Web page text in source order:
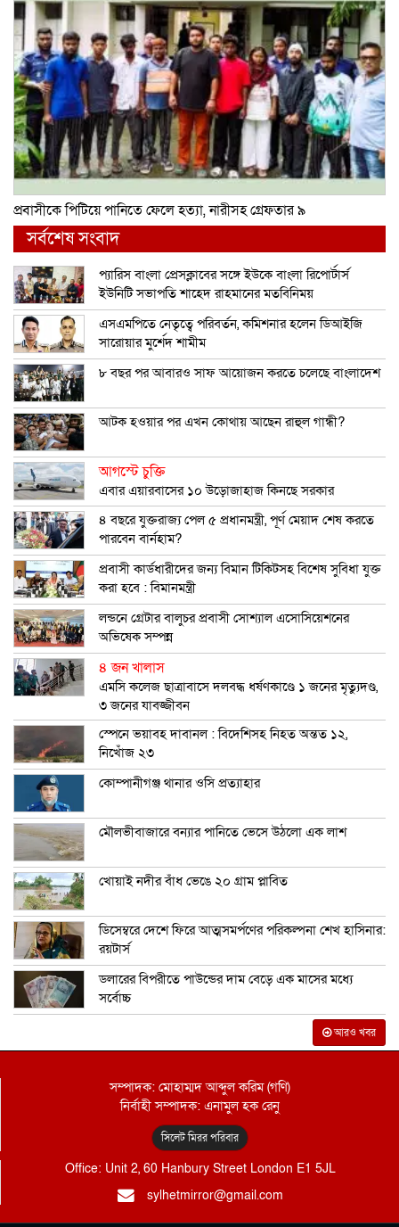
প্রবাসীকে পিটিয়ে পানিতে ফেলে হত্যা, নারীসহ গ্রেফতার ৯
সর্বশেষ সংবাদ
প্যারিস বাংলা প্রেসক্লাবের সঙ্গে ইউকে বাংলা রিপোর্টার্স
ইউনিটি সভাপতি শাহেদ রাহমানের মতবিনিময়
এসএমপিতে নেতৃত্বে পরিবর্তন, কমিশনার হলেন ডিআইজি
সারোয়ার মুর্শেদ শামীম
৮ বছর পর আবারও সাফ আয়োজন করতে চলেছে বাংলাদেশ
আটক হওয়ার পর এখন কোথায় আছেন রাহুল গান্ধী?
আগস্টে চুক্তি
এবার এয়ারবাসের ১০ উড়োজাহাজ কিনছে সরকার
৪ বছরে যুক্তরাজ্য পেল ৫ প্রধানমন্ত্রী, পূর্ণ মেয়াদ শেষ করতে
পারবেন বার্নহাম?
প্রবাসী কার্ডধারীদের জন্য বিমান টিকিটসহ বিশেষ সুবিধা যুক্ত
করা হবে : বিমানমন্ত্রী
লন্ডনে গ্রেটার বালুচর প্রবাসী সোশ্যাল এসোসিয়েশনের
অভিষেক সম্পন্ন
৪ জন খালাস
এমসি কলেজ ছাত্রাবাসে দলবদ্ধ ধর্ষণকাণ্ডে ১ জনের মৃত্যুদণ্ড,
৩ জনের যাবজ্জীবন
স্পেনে ভয়াবহ দাবানল : বিদেশিসহ নিহত অন্তত ১২,
নিখোঁজ ২৩
কোম্পানীগঞ্জ থানার ওসি প্রত্যাহার
মৌলভীবাজারে বন্যার পানিতে ভেসে উঠলো এক লাশ
খোয়াই নদীর বাঁধ ভেঙে ২০ গ্রাম প্লাবিত
ডিসেম্বরে দেশে ফিরে আত্মসমর্পণের পরিকল্পনা শেখ হাসিনার:
রয়টার্স
ডলারের বিপরীতে পাউন্ডের দাম বেড়ে এক মাসের মধ্যে
সর্বোচ্চ
আরও খবর
সম্পাদক: মোহাম্মদ আব্দুল করিম (গণি)
নির্বাহী সম্পাদক: এনামুল হক রেনু
সিলেট মিরর পরিবার
Office: Unit 2, 60 Hanbury Street London E1 5JL
sylhetmirror@gmail.com